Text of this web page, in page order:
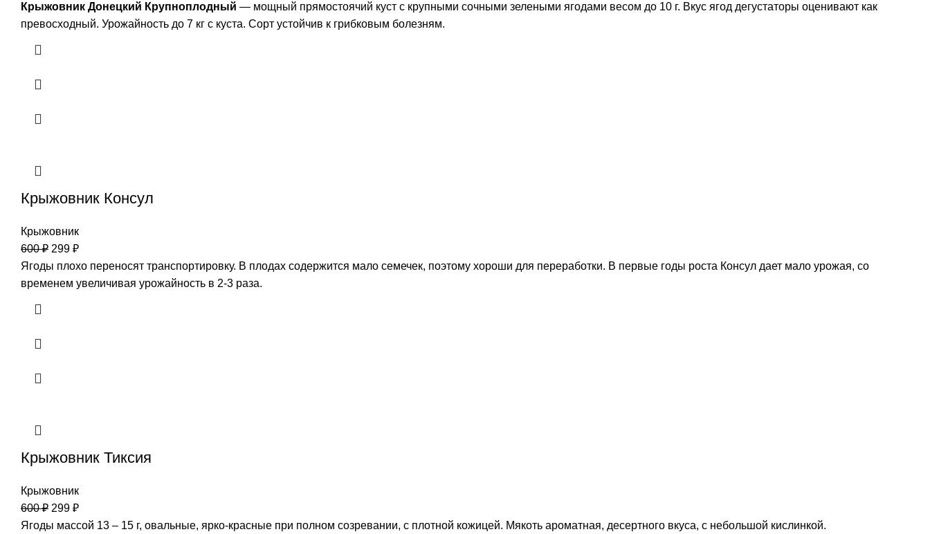
Крыжовник Донецкий Крупноплодный — мощный прямостоячий куст с крупными сочными зелеными ягодами весом до 10 г. Вкус ягод дегустаторы оценивают как
превосходный. Урожайность до 7 кг с куста. Сорт устойчив к грибковым болезням.
Крыжовник Консул
Крыжовник
600₽ 299 ₽
Ягоды плохо переносят транспортировку. В плодах содержится мало семечек, поэтому хороши для переработки. В первые годы роста Консул дает мало урожая, со
временем увеличивая урожайность в 2-3 раза.
Крыжовник Тиксия
Крыжовник
600₽ 299 ₽
Ягоды массой 13 – 15 г, овальные, ярко-красные при полном созревании, с плотной кожицей. Мякоть ароматная, десертного вкуса, с небольшой кислинкой.